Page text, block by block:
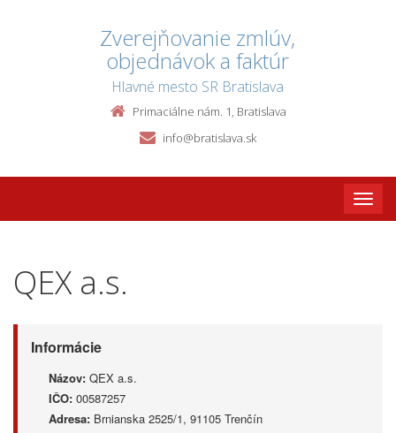
Zverejňovanie zmlúv,
objednávok a faktúr
Hlavné mesto SR Bratislava
Primaciálne nám. 1, Bratislava
info@bratislava.sk
Toggle
QEX a.s.
Informácie
Názov: QEX a.s.
IČO: 00587257
Adresa: Brnianska 2525/1, 91105 Trenčín